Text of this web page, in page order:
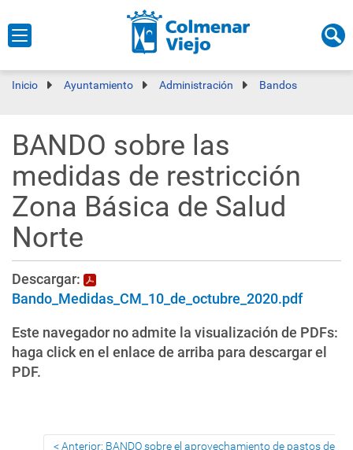
Inicio Ayuntamiento Administración Bandos
BANDO sobre las
medidas de restricción
Zona Básica de Salud
Norte
Descargar:
Bando_Medidas_CM_10_de_octubre_2020.pdf
Este navegador no admite la visualización de PDFs:
haga click en el enlace de arriba para descargar el
PDF.
Anterior: BANDO sobre el aprovechamiento de pastos de